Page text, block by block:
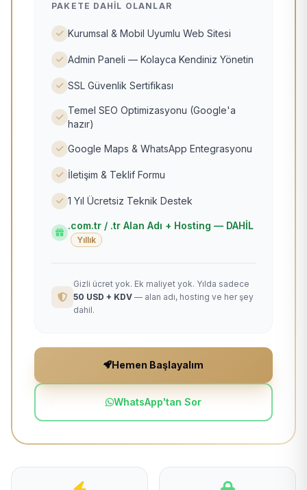
PAKETE DAHIL OLANLAR
Kurumsal & Mobil Uyumlu Web Sitesi
Admin Paneli — Kolayca Kendiniz Yönetin
SSL Güvenlik Sertifikası
Temel SEO Optimizasyonu (Google'a
hazır)
Google Maps & WhatsApp Entegrasyonu
İletişim & Teklif Formu
1 Yıl Ücretsiz Teknik Destek
.com.tr / .tr Alan Adı + Hosting — DAHİL
Yıllık
Gizli ücret yok. Ek maliyet yok. Yılda sadece
50 USD + KDV — alan adı, hosting ve her şey
dahil.
Hemen Başlayalım
WhatsApp'tan Sor